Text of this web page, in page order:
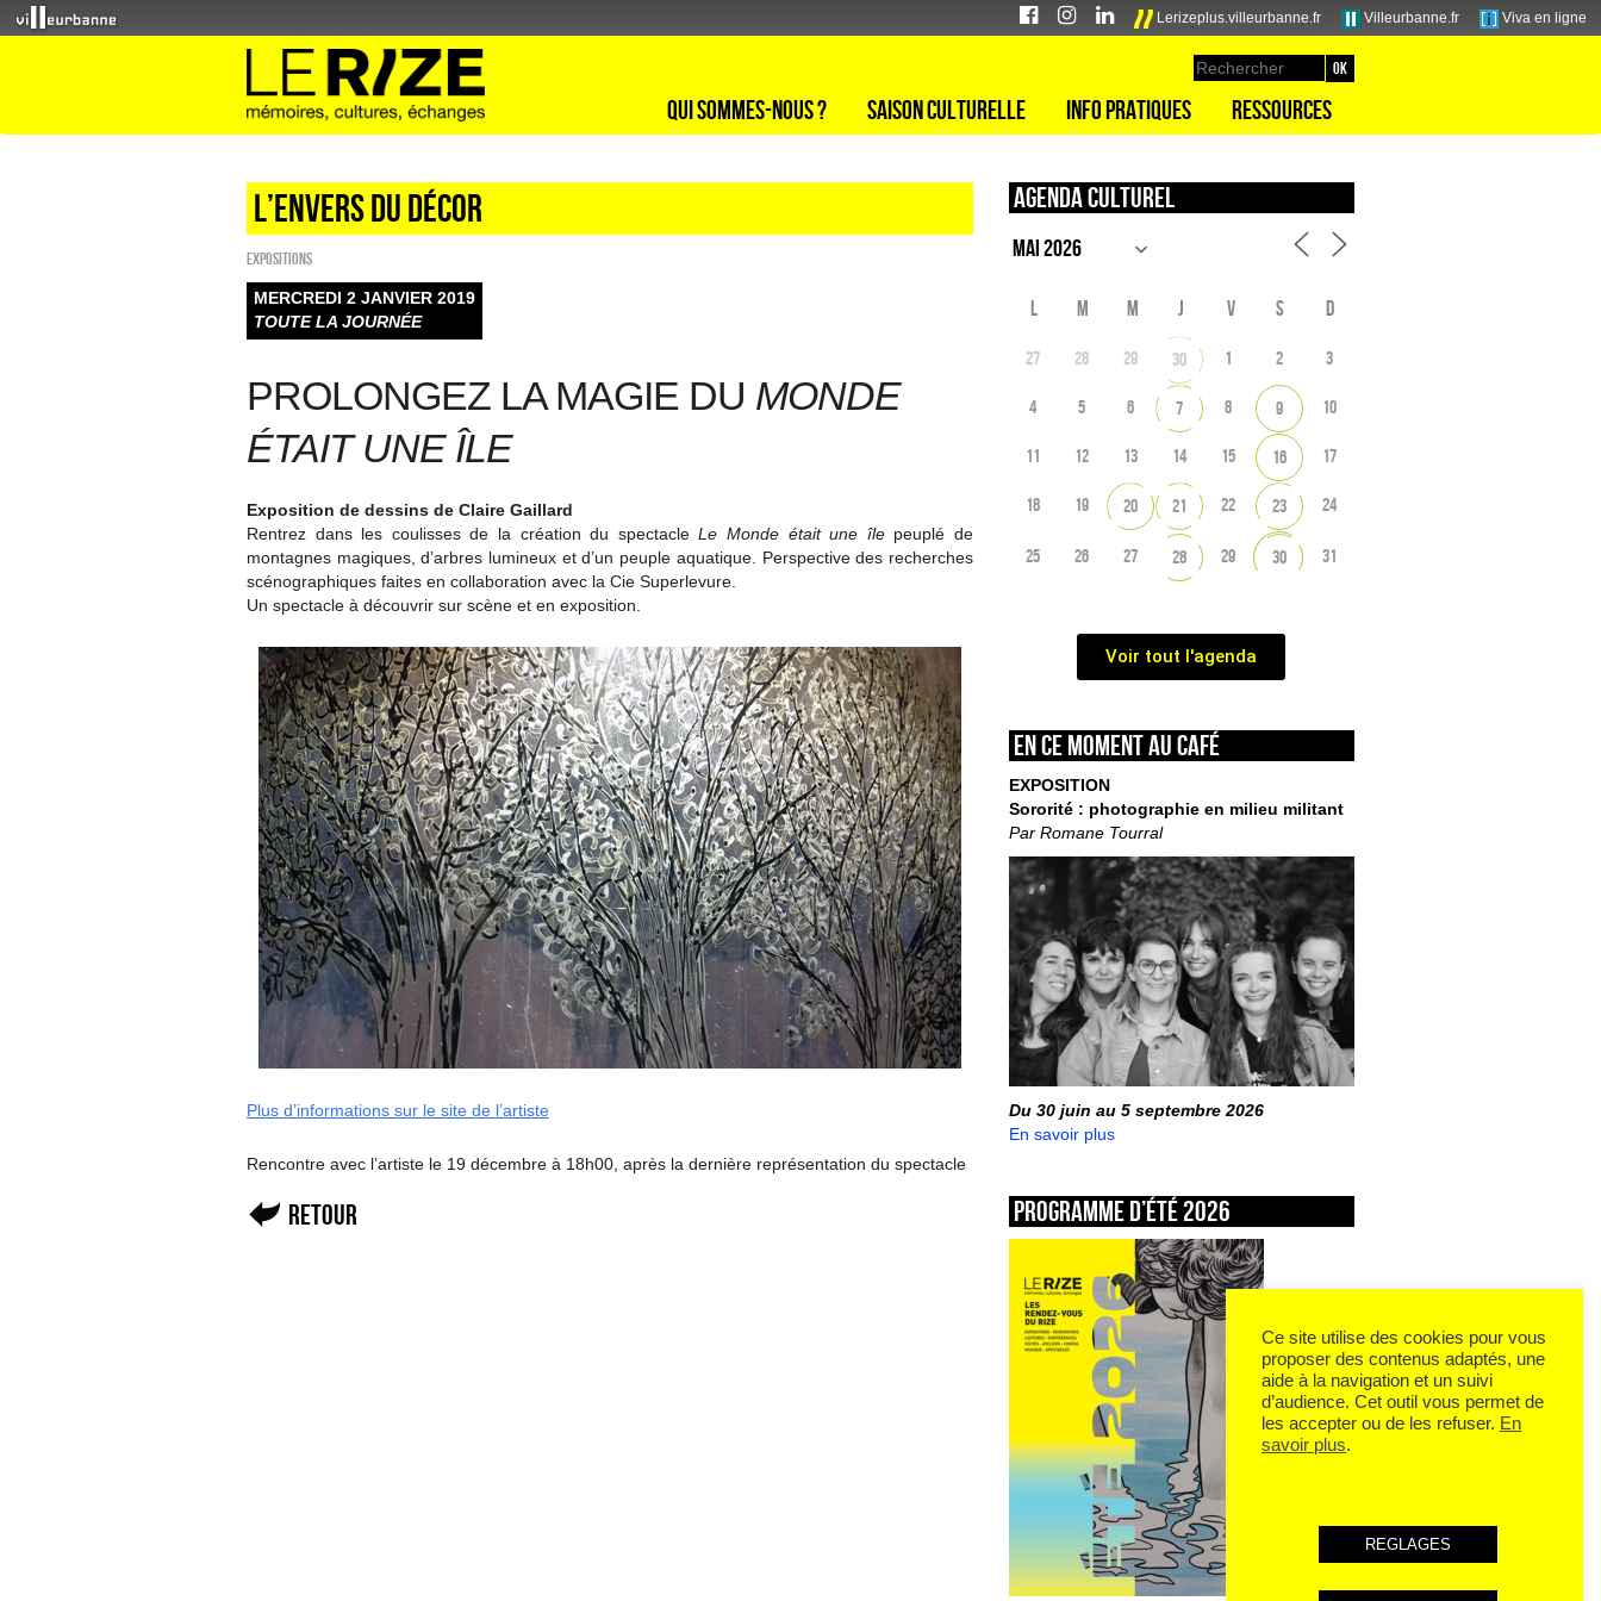
Lerizeplus.villeurbanne.fr Villeurbanne.fr Viva en ligne
Qui sommes-nous ? Saison culturelle Info pratiques Ressources
L’envers du décor
EXPOSITIONS
MERCREDI 2 JANVIER 2019
TOUTE LA JOURNÉE
PROLONGEZ LA MAGIE DU MONDE
ÉTAIT UNE ÎLE
Exposition de dessins de Claire Gaillard
Rentrez dans les coulisses de la création du spectacleLe Monde était une îlepeuplé de
montagnes magiques, d’arbres lumineux et d’un peuple aquatique. Perspective des recherches
scénographiques faites en collaboration avec la Cie Superlevure.
Un spectacle à découvrir sur scène et en exposition.
Plus d’informations sur le site de l’artiste
Rencontre avec l’artiste le 19 décembre à 18h00, après la dernière représentation du spectacle
Retour
Agenda culturel
L M M J V S D
27 28 29 30 1 2 3
4 5 6 7 8 9 10
11 12 13 14 15 16 17
18 19 20 21 22 23 24
25 26 27 28 29 30 31
Voir tout l'agenda
En ce moment au café
EXPOSITION
Sororité : photographie en milieu militant
Par Romane Tourral
Du 30 juin au 5 septembre 2026
En savoir plus
Programme d’été 2026
Ce site utilise des cookies pour vous
proposer des contenus adaptés, une
aide à la navigation et un suivi
d’audience. Cet outil vous permet de
les accepter ou de les refuser. En
savoir plus.
REGLAGES